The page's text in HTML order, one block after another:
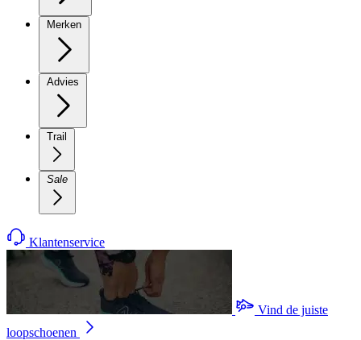
Merken
Advies
Trail
Sale
Klantenservice
Vind de juiste
loopschoenen